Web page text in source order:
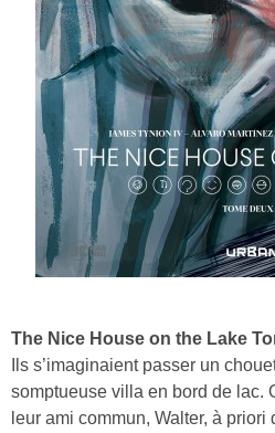
The Nice House on the Lake
Ils s’imaginaient passer un
somptueuse villa en bord de lac.
leur ami commun, Walter, à